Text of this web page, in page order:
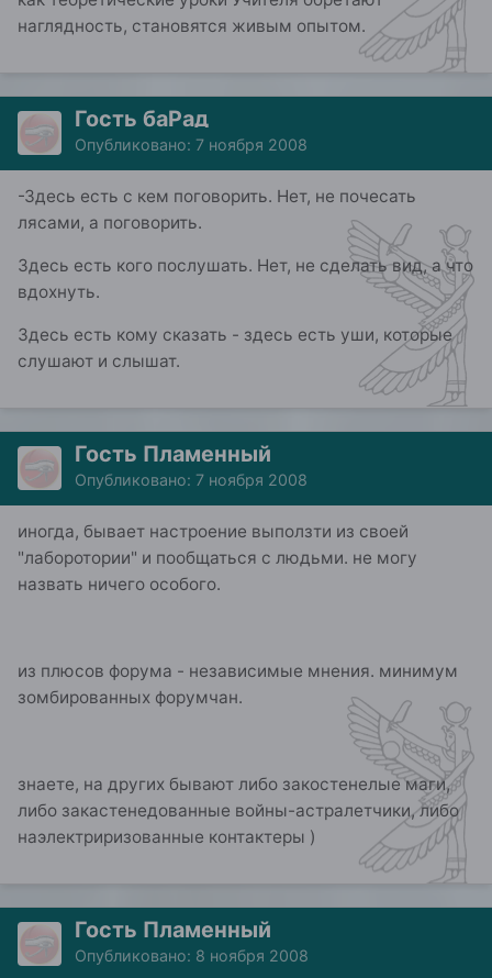
наглядность, становятся живым опытом.
Гость баРад
Опубликовано: 7 ноября 2008
-Здесь есть с кем поговорить. Нет, не почесать
лясами, а поговорить.
Здесь есть кого послушать. Нет, не сделать вид, а что
вдохнуть.
Здесь есть кому сказать - здесь есть уши, которые
слушают и слышат.
Гость Пламенный
Опубликовано: 7 ноября 2008
иногда, бывает настроение выползти из своей
"лаборотории" и пообщаться с людьми. не могу
назвать ничего особого.
из плюсов форума - независимые мнения. минимум
зомбированных форумчан.
знаете, на других бывают либо закостенелые маги,
либо закастенедованные войны-астралетчики, либо
наэлектриризованные контактеры )
Гость Пламенный
Опубликовано: 8 ноября 2008